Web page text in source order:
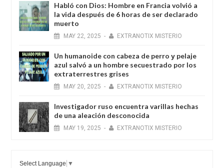
Habló con Dios: Hombre en Francia volvió a
la vida después de 6 horas de ser declarado
muerto
MAY 22, 2025 - EXTRANOTIX MISTERIO
Un humanoide con cabeza de perro у pelaje
azul salvó a un hombre secuestrado por los
extraterrestres grises
MAY 20, 2025 - EXTRANOTIX MISTERIO
Investigador ruso encuentra varillas hechas
de una aleación desconocida
MAY 19, 2025 - EXTRANOTIX MISTERIO
Select Language ▼